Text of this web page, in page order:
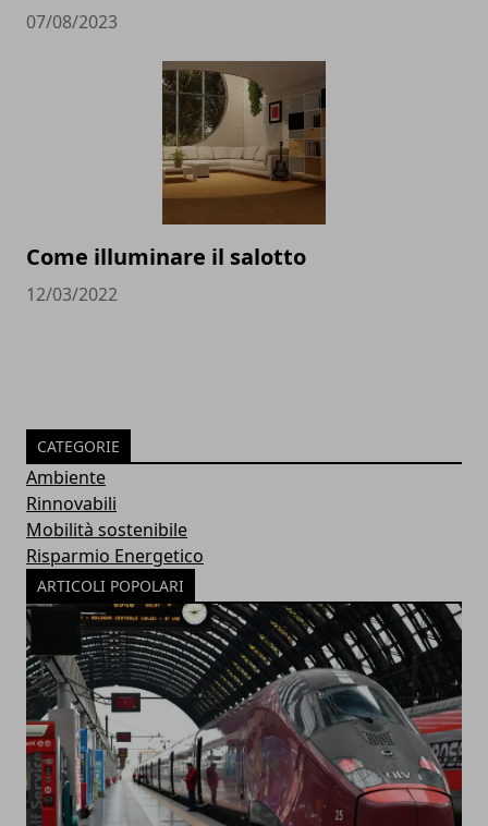
07/08/2023
Come illuminare il salotto
12/03/2022
CATEGORIE
Ambiente
Rinnovabili
Mobilità sostenibile
Risparmio Energetico
ARTICOLI POPOLARI